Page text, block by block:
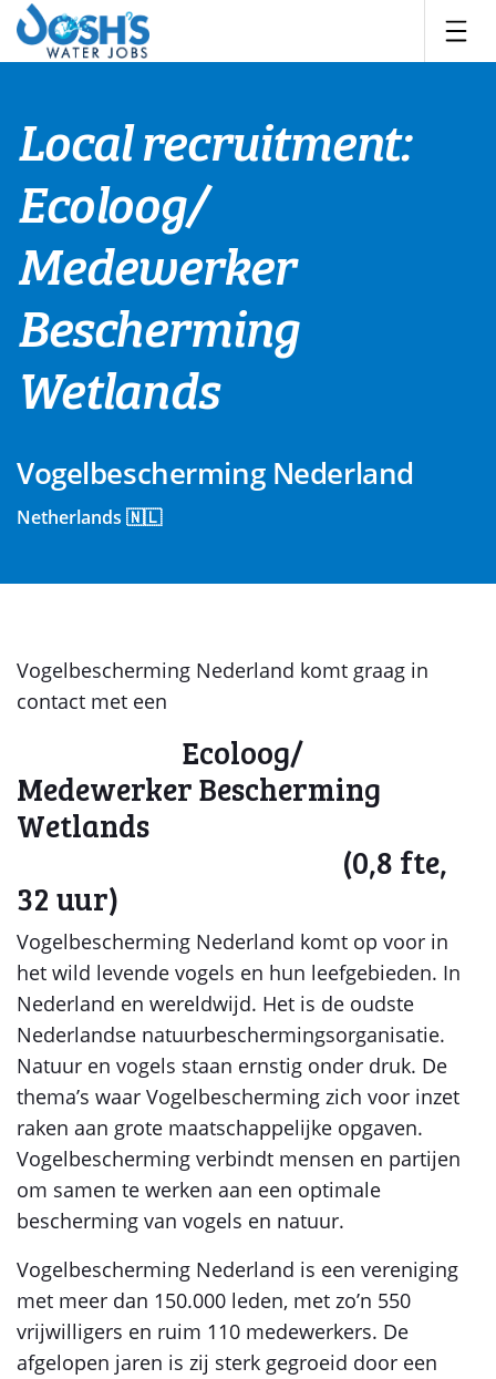
Skip
content
Local recruitment:
Ecoloog/
Medewerker
Bescherming
Wetlands
Vogelbescherming Nederland
Netherlands 🇳🇱
Vogelbescherming Nederland komt graag in
contact met een
Ecoloog/
Medewerker Bescherming
Wetlands
(0,8 fte,
32 uur)
Vogelbescherming Nederland komt op voor in
het wild levende vogels en hun leefgebieden. In
Nederland en wereldwijd. Het is de oudste
Nederlandse natuurbeschermingsorganisatie.
Natuur en vogels staan ernstig onder druk. De
thema’s waar Vogelbescherming zich voor inzet
raken aan grote maatschappelijke opgaven.
Vogelbescherming verbindt mensen en partijen
om samen te werken aan een optimale
bescherming van vogels en natuur.
Vogelbescherming Nederland is een vereniging
met meer dan 150.000 leden, met zo’n 550
vrijwilligers en ruim 110 medewerkers. De
afgelopen jaren is zij sterk gegroeid door een